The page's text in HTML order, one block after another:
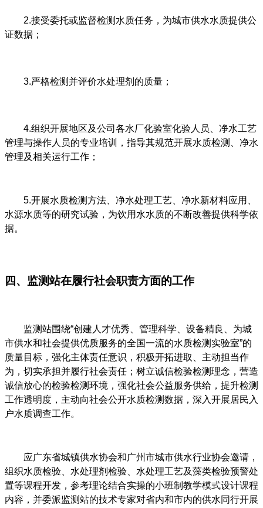
2.接受委托或监督检测水质任务，为城市供水水质提供公
证数据；
3.严格检测并评价水处理剂的质量；
4.组织开展地区及公司各水厂化验室化验人员、净水工艺
管理与操作人员的专业培训，指导其规范开展水质检测、净水
管理及相关运行工作；
5.开展水质检测方法、净水处理工艺、净水新材料应用、
水源水质等的研究试验，为饮用水水质的不断改善提供科学依
据。
四、监测站在履行社会职责方面的工作
监测站围绕“创建人才优秀、管理科学、设备精良、为城
市供水和社会提供优质服务的全国一流的水质检测实验室”的
质量目标，强化主体责任意识，积极开拓进取、主动担当作
为，切实承担并履行社会责任；树立诚信检验检测理念，营造
诚信放心的检验检测环境，强化社会公益服务供给，提升检测
工作透明度，主动向社会公开水质检测数据，深入开展居民入
户水质调查工作。
应广东省城镇供水协会和广州市城市供水行业协会邀请，
组织水质检验、水处理剂检验、水处理工艺及藻类检验预警处
置等课程开发，参考理论结合实操的小班制教学模式设计课程
内容，并委派监测站的技术专家对省内和市内的供水同行开展